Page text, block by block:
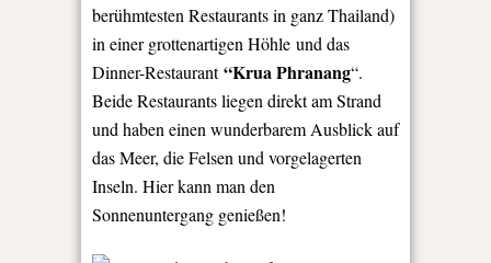
berühmtesten Restaurants in ganz Thailand)
in einer grottenartigen Höhle und das
Dinner-Restaurant“Krua Phranang“.
Beide Restaurants liegen direkt am Strand
und haben einen wunderbarem Ausblick auf
das Meer, die Felsen und vorgelagerten
Inseln. Hier kann man den
Sonnenuntergang genießen!